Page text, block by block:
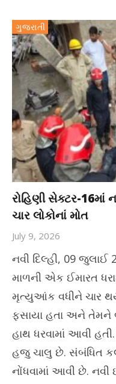
ગુજરાતી
રોહિણી સેક્ટર-16માં
ચાર લોકોનાં મોત
July 9, 2026
નવી દિલ્હી, 09 જુલાઈ
માળની એક ઈમારત
મૃત્યુઆંક વધીને ચાર
ફસાયા હતા અને તેમને
હાથ ધરવામાં આવી હતી.
હજુ ચાલુ છે. સંબંધિત
નોંધવામાં આવી છે. નવી